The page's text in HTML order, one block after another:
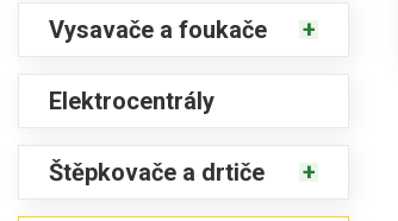
Vysavače a foukače
Elektrocentrály
Štěpkovače a drtiče